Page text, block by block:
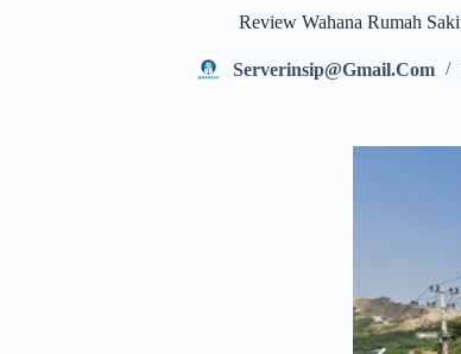
Review Wahana Rumah
Serverinsip@gmail.com